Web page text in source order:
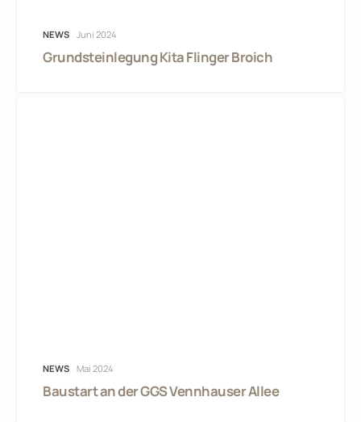
NEWS Juni 2024
Grundsteinlegung Kita Flinger Broich
NEWS Mai 2024
Baustart an der GGS Vennhauser Allee